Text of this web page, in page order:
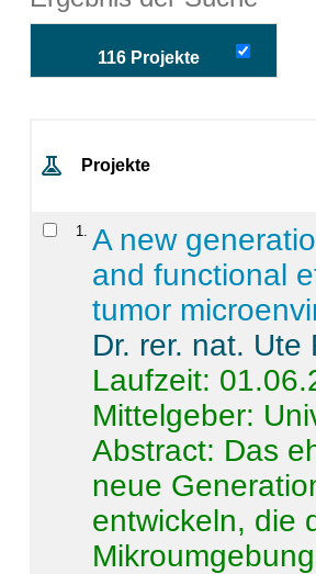
116 Projekte
Projekte
1
A new
and functional
tumor
Dr. rer. nat.
Laufzeit:
Mittelgeber:
Abstract: Das
neue
entwickeln, die